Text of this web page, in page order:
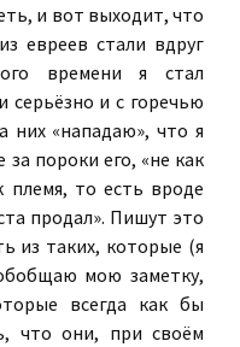
и вот выходит, что
евреев стали вдруг
времени я стал
серьёзно и с горечью
них «нападаю», что я
пороки его, «не как
племя, то есть вроде
продал». Пишут это
из таких, которые (я
мою заметку,
всегда как бы
что они, при своём